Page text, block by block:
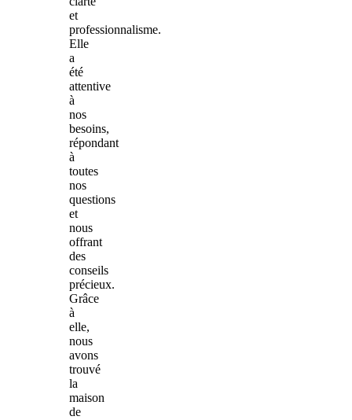
et
professionnalisme.
Elle
a
été
attentive
à
nos
besoins,
répondant
à
toutes
nos
questions
et
nous
offrant
des
conseils
précieux.
Grâce
à
elle,
nous
avons
trouvé
la
maison
de